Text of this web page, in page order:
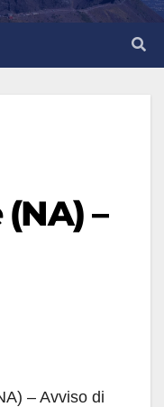
–
– Avviso di